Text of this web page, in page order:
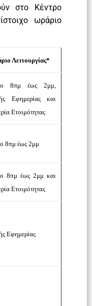
στο Κέντρο
ωράριο
Λειτουργίας*
8πμ έως 2μμ,
Εφημερίας και
Ετοιμότητας
8πμ έως 2μμ
8πμ έως 2μμ και
Ετοιμότητας
Εφημερίας